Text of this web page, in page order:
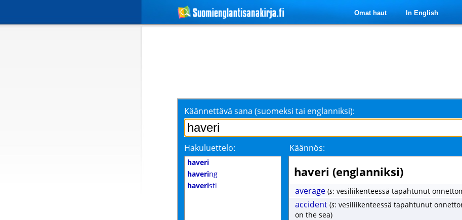
Omat haut In English
Käännettävä sana (suomeksi tai englanniksi):
Hakuluettelo: Käännös:
haveri
havering
haveristi
haveri (englanniksi)
average (s: vesiliikenteessä tapahtunut
accident (s: vesiliikenteessä tapahtunut
on the sea)